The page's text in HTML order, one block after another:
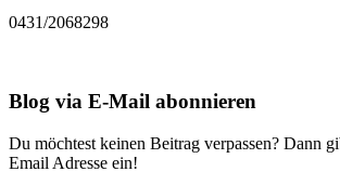
0431/2068298
Blog via E-Mail abonnieren
Du möchtest keinen Beitrag verpassen? Dann
Email Adresse ein!